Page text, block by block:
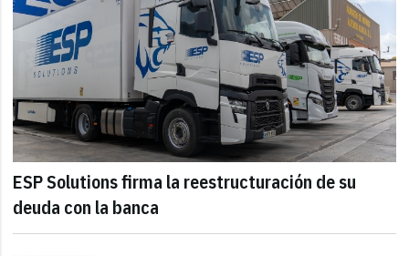
ESP Solutions firma la reestructuración de su
deuda con la banca